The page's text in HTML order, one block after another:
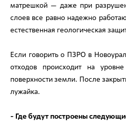
матрешкой — даже при
слоев все равно надежно
естественная геологическая
Если говорить о ПЗРО в
отходов происходит на
поверхности земли. После
лужайка.
- Где будут построены